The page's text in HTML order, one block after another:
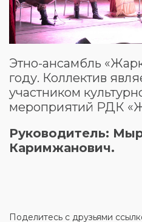
Этно-ансамбль
году. Коллектив
участником
мероприятий РДК
Руководитель:
Каримжанович.
Поделитесь с друзьями